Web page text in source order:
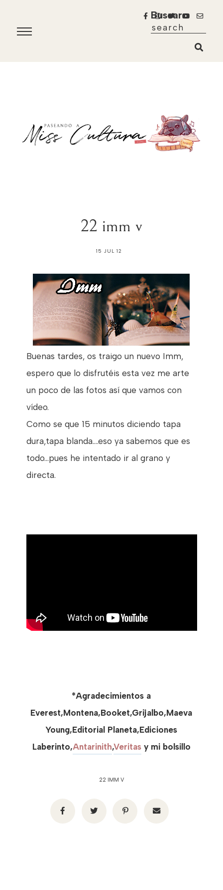
Buscar
22 imm v
15 JUL 12
Buenas tardes, os traigo un nuevo Imm,
espero que lo disfrutéis esta vez me arte
un poco de las fotos así que vamos con
vídeo.
Como se que 15 minutos diciendo tapa
dura,tapa blanda....eso ya sabemos que es
todo...pues he intentado ir al grano y
directa.
*Agradecimientos a
Everest,Montena,Booket,Grijalbo,Maeva
Young,Editorial Planeta,Ediciones
Laberinto,Antarinith,Veritasy mi bolsillo
22 IMM V